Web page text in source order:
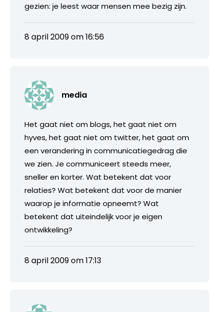
gezien: je leest waar mensen mee bezig zijn.
8 april 2009 om 16:56
media
Het gaat niet om blogs, het gaat niet om
hyves, het gaat niet om twitter, het gaat om
een verandering in communicatiegedrag die
we zien. Je communiceert steeds meer,
sneller en korter. Wat betekent dat voor
relaties? Wat betekent dat voor de manier
waarop je informatie opneemt? Wat
betekent dat uiteindelijk voor je eigen
ontwikkeling?
8 april 2009 om 17:13